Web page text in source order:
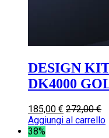
DESIGN
DK4000
185,00 € 272,00€
Aggiungi al carrello
38%